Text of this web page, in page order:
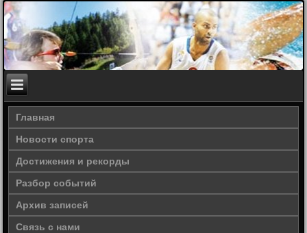
Главная
Новости спорта
Достижения и рекорды
Разбор событий
Архив записей
Связь с нами